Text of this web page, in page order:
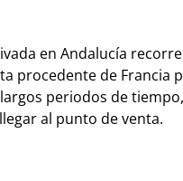
en Andalucía
procedente de Francia
periodos de
al punto de venta.